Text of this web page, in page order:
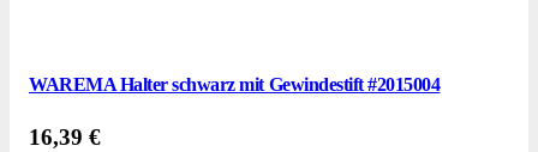
WAREMA Halter schwarz mit Gewindestift #2015004
16,39 €